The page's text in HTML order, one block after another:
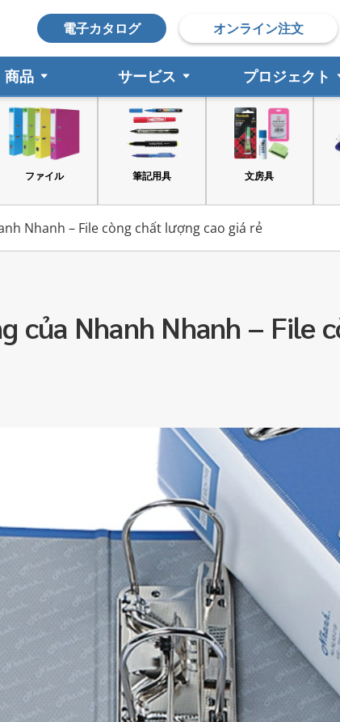
電子カタログ オンライン注文
商品 サービス プロジェクト
ファイル 筆記用具 文房具
Nhanh – File còng chất lượng cao giá rẻ
của Nhanh Nhanh – File